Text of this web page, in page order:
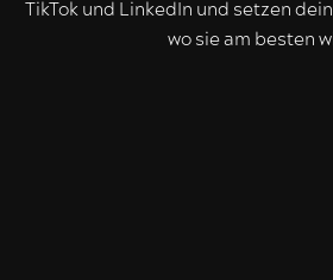
TikTok und LinkedIn und setzen
wo sie am besten